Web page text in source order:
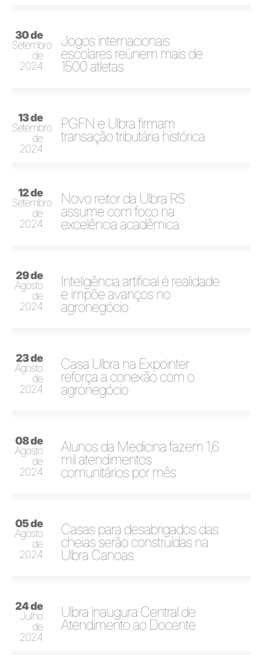
30 de
Setembro
de
2024
Jogos internacionais
escolares reúnem mais de
1500 atletas
13 de
Setembro
de
2024
PGFN e Ulbra firmam
transação tributária histórica
12 de
Setembro
de
2024
Novo reitor da Ulbra RS
assume com foco na
excelência acadêmica
29 de
Agosto
de
2024
Inteligência artificial é realidade
e impõe avanços no
agronegócio
23 de
Agosto
de
2024
Casa Ulbra na Expointer
reforça a conexão com o
agronegócio
08 de
Agosto
de
2024
Alunos da Medicina fazem 1,6
mil atendimentos
comunitários por mês
05 de
Agosto
de
2024
Casas para desabrigados das
cheias serão construídas na
Ulbra Canoas
24 de
Julho
de
2024
Ulbra inaugura Central de
Atendimento ao Docente